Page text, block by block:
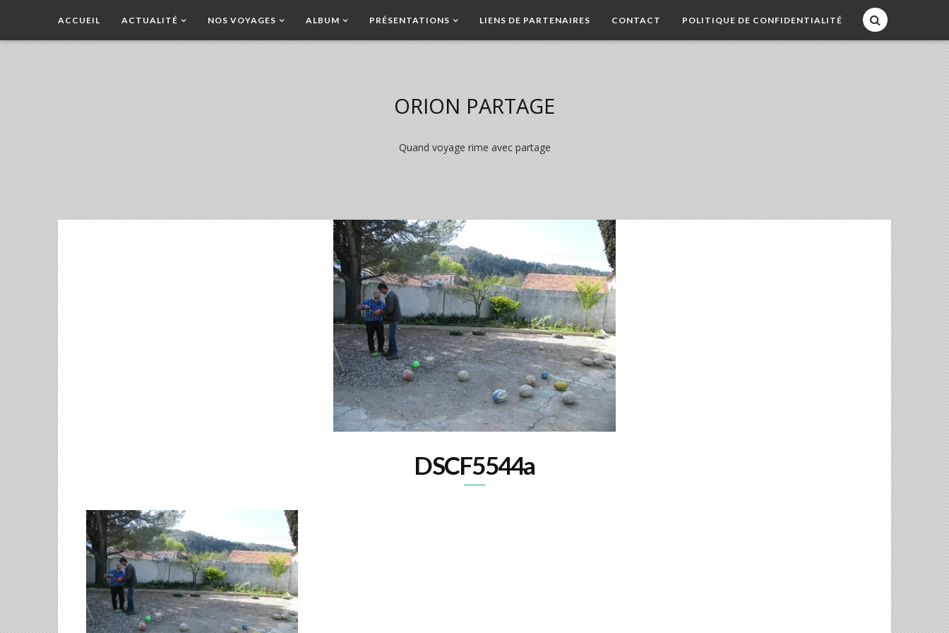
ACCUEIL ACTUALITÉ NOS VOYAGES ALBUM PRÉSENTATIONS LIENS DE PARTENAIRES CONTACT POLITIQUE DE CONFIDENTIALITÉ
ORION PARTAGE
Quand voyage rime avec partage
DSCF5544a